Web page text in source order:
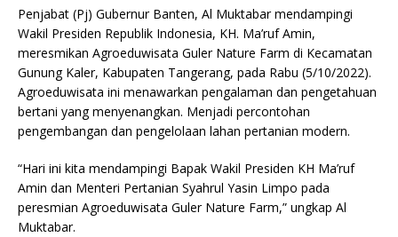
Penjabat (Pj) Gubernur Banten, Al Muktabar mendampingi
Wakil Presiden Republik Indonesia, KH. Ma’ruf Amin,
meresmikan Agroeduwisata Guler Nature Farm di Kecamatan
Gunung Kaler, Kabupaten Tangerang, pada Rabu (5/10/2022).
Agroeduwisata ini menawarkan pengalaman dan pengetahuan
bertani yang menyenangkan. Menjadi percontohan
pengembangan dan pengelolaan lahan pertanian modern.
“Hari ini kita mendampingi Bapak Wakil Presiden KH Ma’ruf
Amin dan Menteri Pertanian Syahrul Yasin Limpo pada
peresmian Agroeduwisata Guler Nature Farm,” ungkap Al
Muktabar.